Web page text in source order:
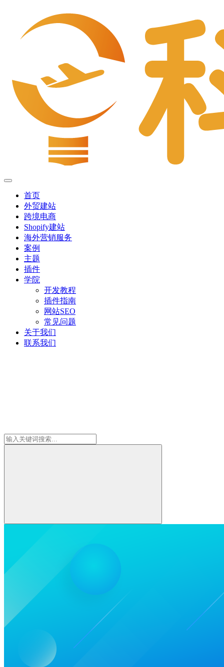
首页
外贸建站
跨境电商
Shopify建站
海外营销服务
案例
主题
插件
学院
开发教程
插件指南
网站SEO
常见问题
关于我们
联系我们